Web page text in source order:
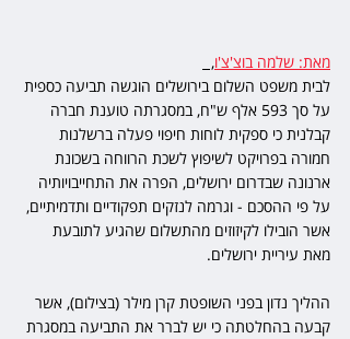
מאת: שלמה בוצ'צ'ו,
לבית משפט השלום בירושלים הוגשה תביעה כספית
על סך 593 אלף ש"ח, במסגרתה טוענת חברה
קבלנית כי ספקית לוחות חיפוי פעלה ברשלנות
חמורה בפרויקט לשיפוץ לשכת הרווחה בשכונת
ארנונה שבדרום ירושלים, הפרה את התחייבויותיה
על פי ההסכם - וגרמה לנזקים תפקודיים ותדמיתיים,
אשר הובילו לקיזוזים מהתשלום שהגיע לתובעת
מאת עיריית ירושלים.
ההליך נדון בפני השופטת קרן מילר (בצילום), אשר
קבעה בהחלטתה כי יש לברר את התביעה במסגרת